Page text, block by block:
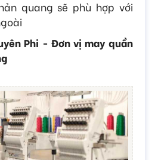
quang sẽ phù hợp với
Phi - Đơn vị may quần